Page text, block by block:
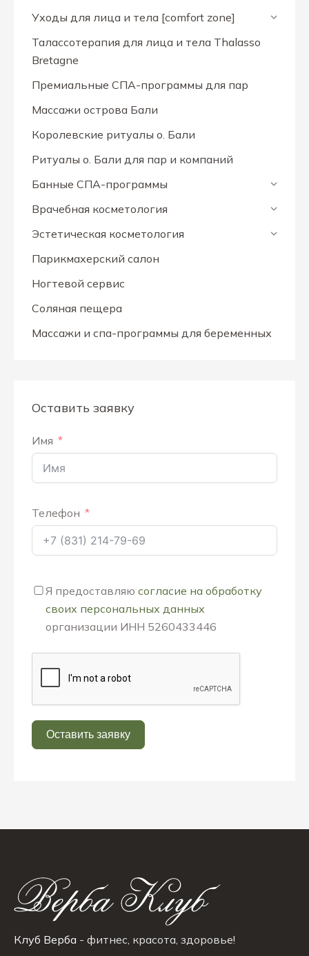
Уходы для лица и тела [comfort zone]
Талассотерапия для лица и тела Thalasso
Bretagne
Премиальные СПА-программы для пар
Массажи острова Бали
Королевские ритуалы о. Бали
Ритуалы о. Бали для пар и компаний
Банные СПА-программы
Врачебная косметология
Эстетическая косметология
Парикмахерский салон
Ногтевой сервис
Соляная пещера
Массажи и спа-программы для беременных
Оставить заявку
Имя
Телефон
Я предоставляю согласие на обработку
своих персональных данных
организации ИНН 5260433446
Оставить заявку
Клуб Верба - фитнес, красота, здоровье!